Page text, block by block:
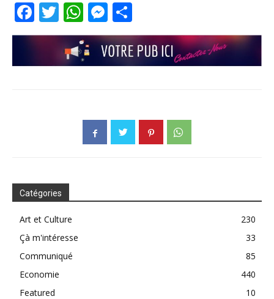
Facebook
TwitterWhatsApp
Messenger
Catégories
Art et Culture
230
Çà m'intéresse
33
Communiqué
85
Economie
440
Featured
10